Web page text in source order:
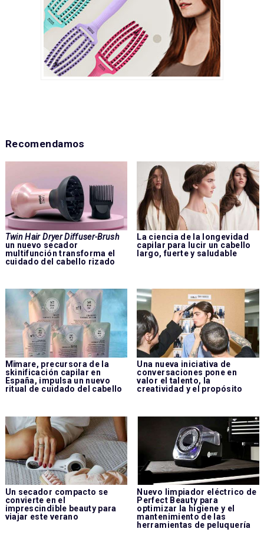
Recomendamos
Twin Hair Dryer Diffuser-Brush
un nuevo secador
multifunción transforma el
cuidado del cabello rizado
La ciencia de la longevidad
capilar para lucir un cabello
largo, fuerte y saludable
Mïmare, precursora de la
skinificación capilar en
España, impulsa un nuevo
ritual de cuidado del cabello
Una nueva iniciativa de
conversaciones pone en
valor el talento, la
creatividad y el propósito
Un secador compacto se
convierte en el
imprescindible beauty para
viajar este verano
Nuevo limpiador eléctrico de
Perfect Beauty para
optimizar la higiene y el
mantenimiento de las
herramientas de peluquería